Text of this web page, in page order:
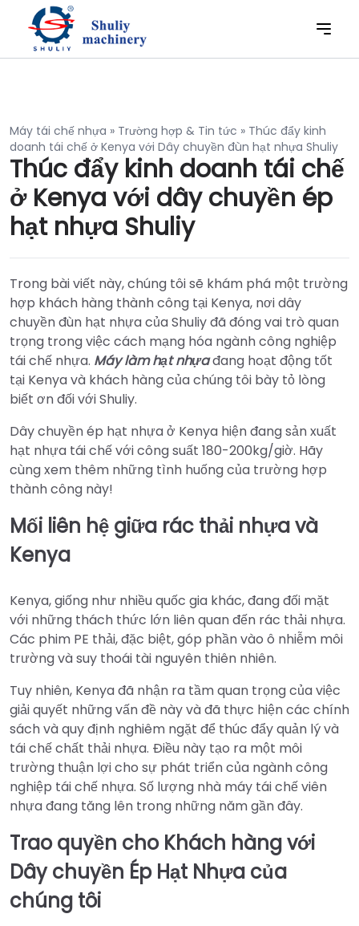
Máy tái chế nhựa » Trường hợp & Tin tức » Thúc đẩy kinh
doanh tái chế ở Kenya với Dây chuyền đùn hạt nhựa Shuliy
Thúc đẩy kinh doanh tái chế
ở Kenya với dây chuyền ép
hạt nhựa Shuliy
Trong bài viết này, chúng tôi sẽ khám phá một trường
hợp khách hàng thành công tại Kenya, nơi dây
chuyền đùn hạt nhựa của Shuliy đã đóng vai trò quan
trọng trong việc cách mạng hóa ngành công nghiệp
tái chế nhựa. Máy làm hạt nhựađang hoạt động tốt
tại Kenya và khách hàng của chúng tôi bày tỏ lòng
biết ơn đối với Shuliy.
Dây chuyền ép hạt nhựa ở Kenya hiện đang sản xuất
hạt nhựa tái chế với công suất 180-200kg/giờ. Hãy
cùng xem thêm những tình huống của trường hợp
thành công này!
Mối liên hệ giữa rác thải nhựa và
Kenya
Kenya, giống như nhiều quốc gia khác, đang đối mặt
với những thách thức lớn liên quan đến rác thải nhựa.
Các phim PE thải, đặc biệt, góp phần vào ô nhiễm môi
trường và suy thoái tài nguyên thiên nhiên.
Tuy nhiên, Kenya đã nhận ra tầm quan trọng của việc
giải quyết những vấn đề này và đã thực hiện các chính
sách và quy định nghiêm ngặt để thúc đẩy quản lý và
tái chế chất thải nhựa. Điều này tạo ra một môi
trường thuận lợi cho sự phát triển của ngành công
nghiệp tái chế nhựa. Số lượng nhà máy tái chế viên
nhựa đang tăng lên trong những năm gần đây.
Trao quyền cho Khách hàng với
Dây chuyền Ép Hạt Nhựa của
chúng tôi